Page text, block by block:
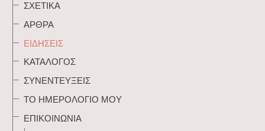
ΣΧΕΤΙΚΆ
ΆΡΘΡΑ
ΕΙΔΉΣΕΙΣ
ΚΑΤΆΛΟΓΟΣ
ΣΥΝΕΝΤΕΎΞΕΙΣ
ΤΟ ΗΜΕΡΟΛΌΓΙΌ ΜΟΥ
ΕΠΙΚΟΙΝΩΝΊΑ